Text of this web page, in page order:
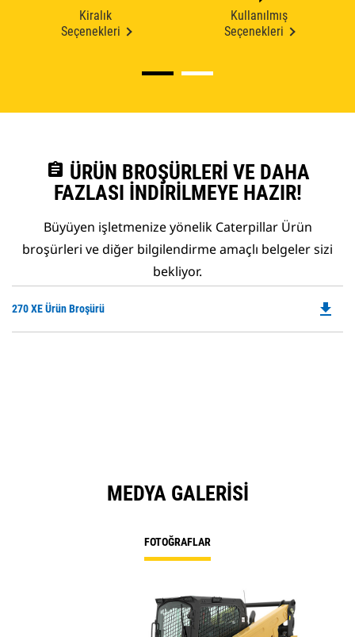
Kiralık
Seçenekleri
Kullanılmış
Seçenekleri
assignment ÜRÜN BROŞÜRLERI VE DAHA
FAZLASI İNDIRILMEYE HAZIR!
Büyüyen işletmenize yönelik Caterpillar Ürün
broşürleri ve diğer bilgilendirme amaçlı belgeler sizi
bekliyor.
270 XE Ürün Broşürü file_download
MEDYA GALERISI
FOTOĞRAFLAR